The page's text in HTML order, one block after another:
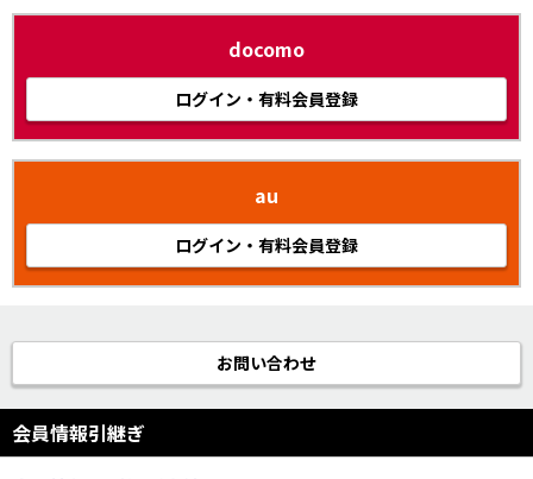
docomo
ログイン・有料会員登録
au
ログイン・有料会員登録
お問い合わせ
会員情報引継ぎ